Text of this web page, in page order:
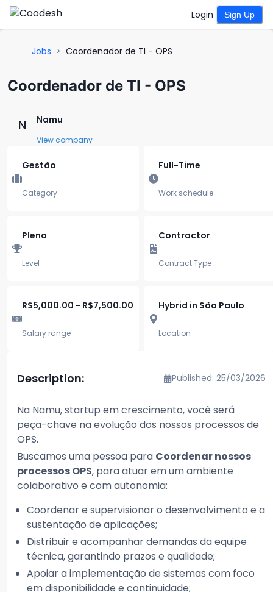
Login Sign Up
Jobs > Coordenador de TI - OPS
Coordenador de TI - OPS
N Namu
View company
Gestão
Category
Full-Time
Work schedule
Pleno
Level
Contractor
Contract Type
R$5,000.00 - R$7,500.00
Salary range
Hybrid in São Paulo
Location
Description: Published: 25/03/2026
Na Namu, startup em crescimento, você será
peça-chave na evolução dos nossos processos de
OPS.
Buscamos uma pessoa para Coordenar nossos
processos OPS, para atuar em um ambiente
colaborativo e com autonomia:
Coordenar e supervisionar o desenvolvimento e a
sustentação de aplicações;
Distribuir e acompanhar demandas da equipe
técnica, garantindo prazos e qualidade;
Apoiar a implementação de sistemas com foco
em disponibilidade e continuidade;